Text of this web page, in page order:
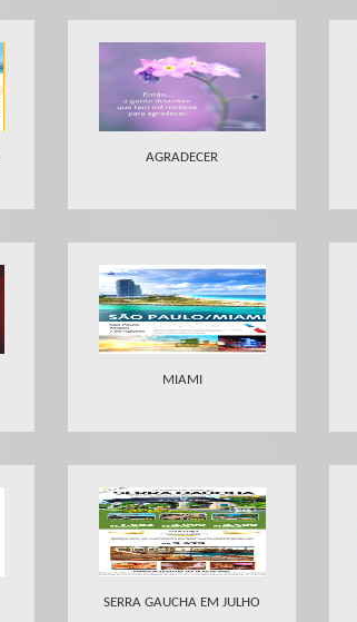
AGRADECER
MIAMI
SERRA GAUCHA EM JULHO